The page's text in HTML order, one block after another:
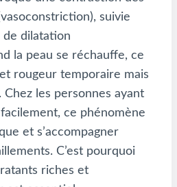
suivie
de dilatation
la peau se réchauffe, ce
rougeur temporaire mais
les personnes ayant
ce phénomène
et s’accompagner
C’est pourquoi
riches et